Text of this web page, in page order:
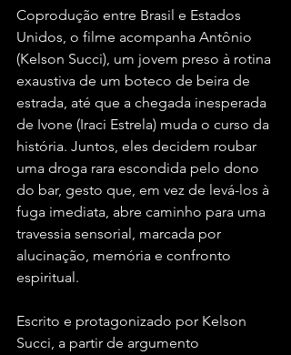
Coprodução entre Brasil e Estados
Unidos, o filme acompanha Antônio
(Kelson Succi), um jovem preso à rotina
exaustiva de um boteco de beira de
estrada, até que a chegada inesperada
de Ivone (Iraci Estrela) muda o curso da
história. Juntos, eles decidem roubar
uma droga rara escondida pelo dono
do bar, gesto que, em vez de levá-los à
fuga imediata, abre caminho para uma
travessia sensorial, marcada por
alucinação, memória e confronto
espiritual.
Escrito e protagonizado por Kelson
Succi, a partir de argumento